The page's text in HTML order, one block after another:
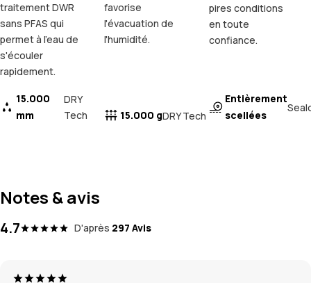
traitement DWR
sans PFAS qui
permet à l'eau de
s'écouler
rapidement.
15.000
mm
DRY
Tech
favorise
l'évacuation de
l'humidité.
15.000 gDRY Tech
pires conditions
en toute
confiance.
Entièrement
scellées
Notes & avis
4.7 D'après 297 Avis